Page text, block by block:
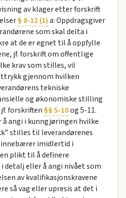
av klager etter forskrift
§ 8-12 (1)a: Oppdragsgiver
som skal delta i
at de er egnet til å oppfylle
jf. forskrift om offentlige
krav som stilles, vil
gjennom hvilken
tekniske
og økonomiske stilling
forskriften §§ 5-10og 5-11.
angi i kunngjøringen hvilke
stilles til leverandørenes
imidlertid i
plikt til å definere
detalj eller å angi nivået som
av kvalifikasjonskravene
så vag eller upresis at det i